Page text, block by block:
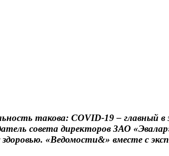
такова: COVID-19 – главный в
совета директоров ЗАО
«Ведомости&» вместе с